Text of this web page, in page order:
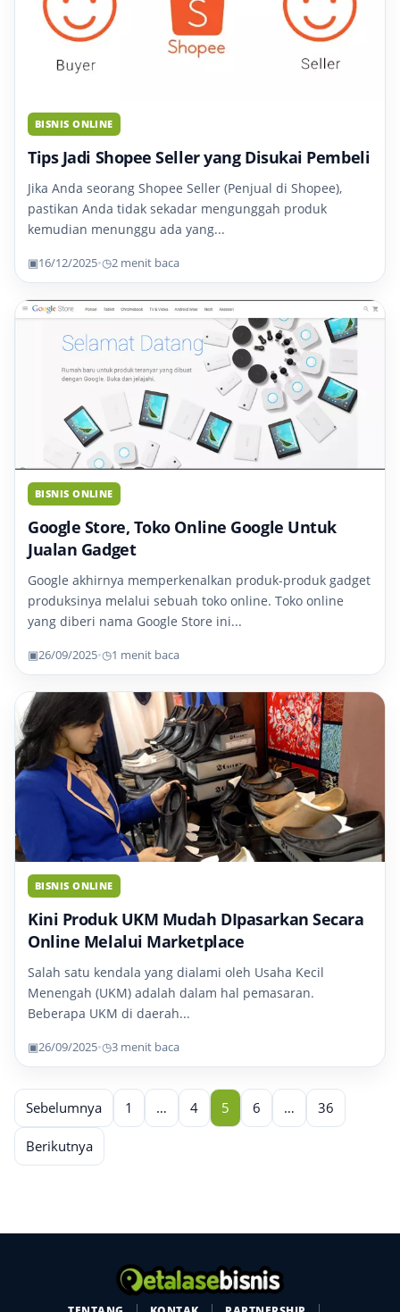
BISNIS ONLINE
Tips Jadi Shopee Seller yang Disukai Pembeli
Jika Anda seorang Shopee Seller (Penjual di Shopee),
pastikan Anda tidak sekadar mengunggah produk
kemudian menunggu ada yang...
▣16/12/2025•◷2 menit baca
BISNIS ONLINE
Google Store, Toko Online Google Untuk
Jualan Gadget
Google akhirnya memperkenalkan produk-produk gadget
produksinya melalui sebuah toko online. Toko online
yang diberi nama Google Store ini...
▣26/09/2025•◷1 menit baca
BISNIS ONLINE
Kini Produk UKM Mudah DIpasarkan Secara
Online Melalui Marketplace
Salah satu kendala yang dialami oleh Usaha Kecil
Menengah (UKM) adalah dalam hal pemasaran.
Beberapa UKM di daerah...
▣26/09/2025•◷3 menit baca
Sebelumnya 1 … 4 5 6 … 36
Berikutnya